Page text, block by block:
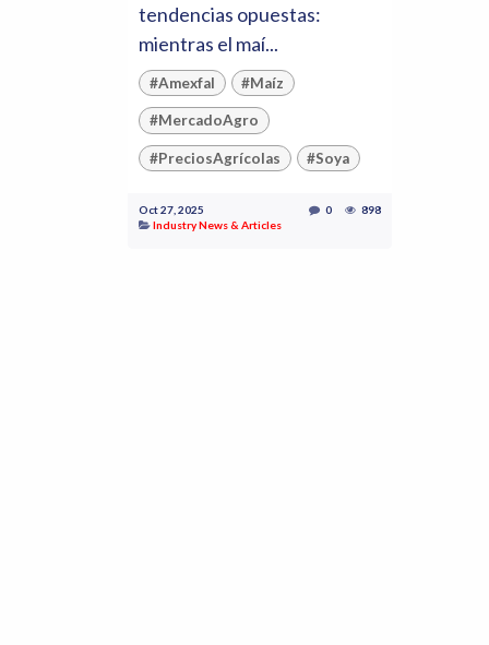
tendencias opuestas:
mientras el maí...
#Amexfal #Maíz
#MercadoAgro
#PreciosAgrícolas #Soya
Oct 27, 2025 0
898
Industry News & Articles